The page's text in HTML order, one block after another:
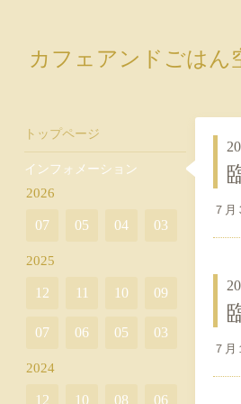
カフェアンドごはん
７
７月
トップページ
インフォメーション
2026
07 05 04 03
2025
12 11 10 09
07 06 05 03
2024
12 10 08 06